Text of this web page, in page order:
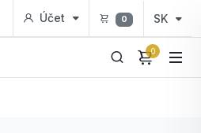
Účet 0 SK
0